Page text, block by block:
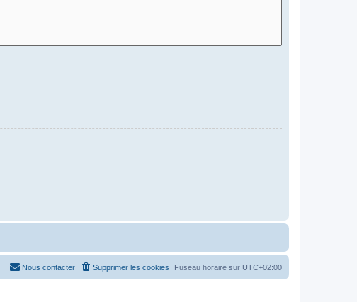
Fuseau horaire sur UTC+02:00
Supprimer les cookies
Nous contacter